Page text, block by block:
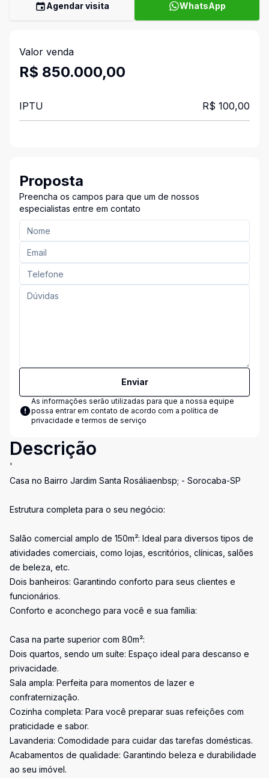
Agendar visita WhatsApp
Valor venda
R$ 850.000,00
IPTU R$ 100,00
Proposta
Preencha os campos para que um de nossos
especialistas entre em contato
Enviar
As informações serão utilizadas para que a nossa equipe
possa entrar em contato de acordo com a política de
privacidade e termos de serviço
Descrição
'
Casa no Bairro Jardim Santa Rosáliaenbsp; - Sorocaba-SP
Estrutura completa para o seu negócio:
Salão comercial amplo de 150m²: Ideal para diversos tipos de
atividades comerciais, como lojas, escritórios, clínicas, salões
de beleza, etc.
Dois banheiros: Garantindo conforto para seus clientes e
funcionários.
Conforto e aconchego para você e sua família:
Casa na parte superior com 80m²:
Dois quartos, sendo um suíte: Espaço ideal para descanso e
privacidade.
Sala ampla: Perfeita para momentos de lazer e
confraternização.
Cozinha completa: Para você preparar suas refeições com
praticidade e sabor.
Lavanderia: Comodidade para cuidar das tarefas domésticas.
Acabamentos de qualidade: Garantindo beleza e durabilidade
ao seu imóvel.